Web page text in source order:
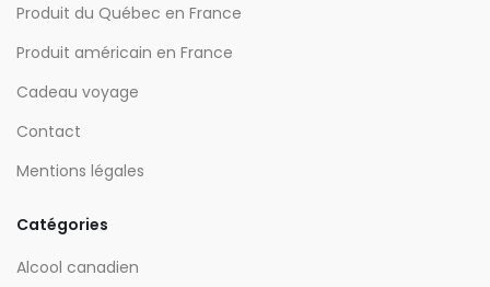
Produit du Québec en France
Produit américain en France
Cadeau voyage
Contact
Mentions légales
Catégories
Alcool canadien